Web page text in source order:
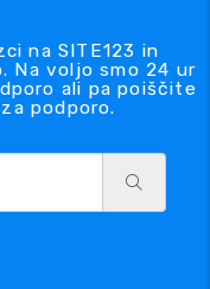
na SITE123 in
Na voljo smo 24 ur
ali pa poiščite
podporo.